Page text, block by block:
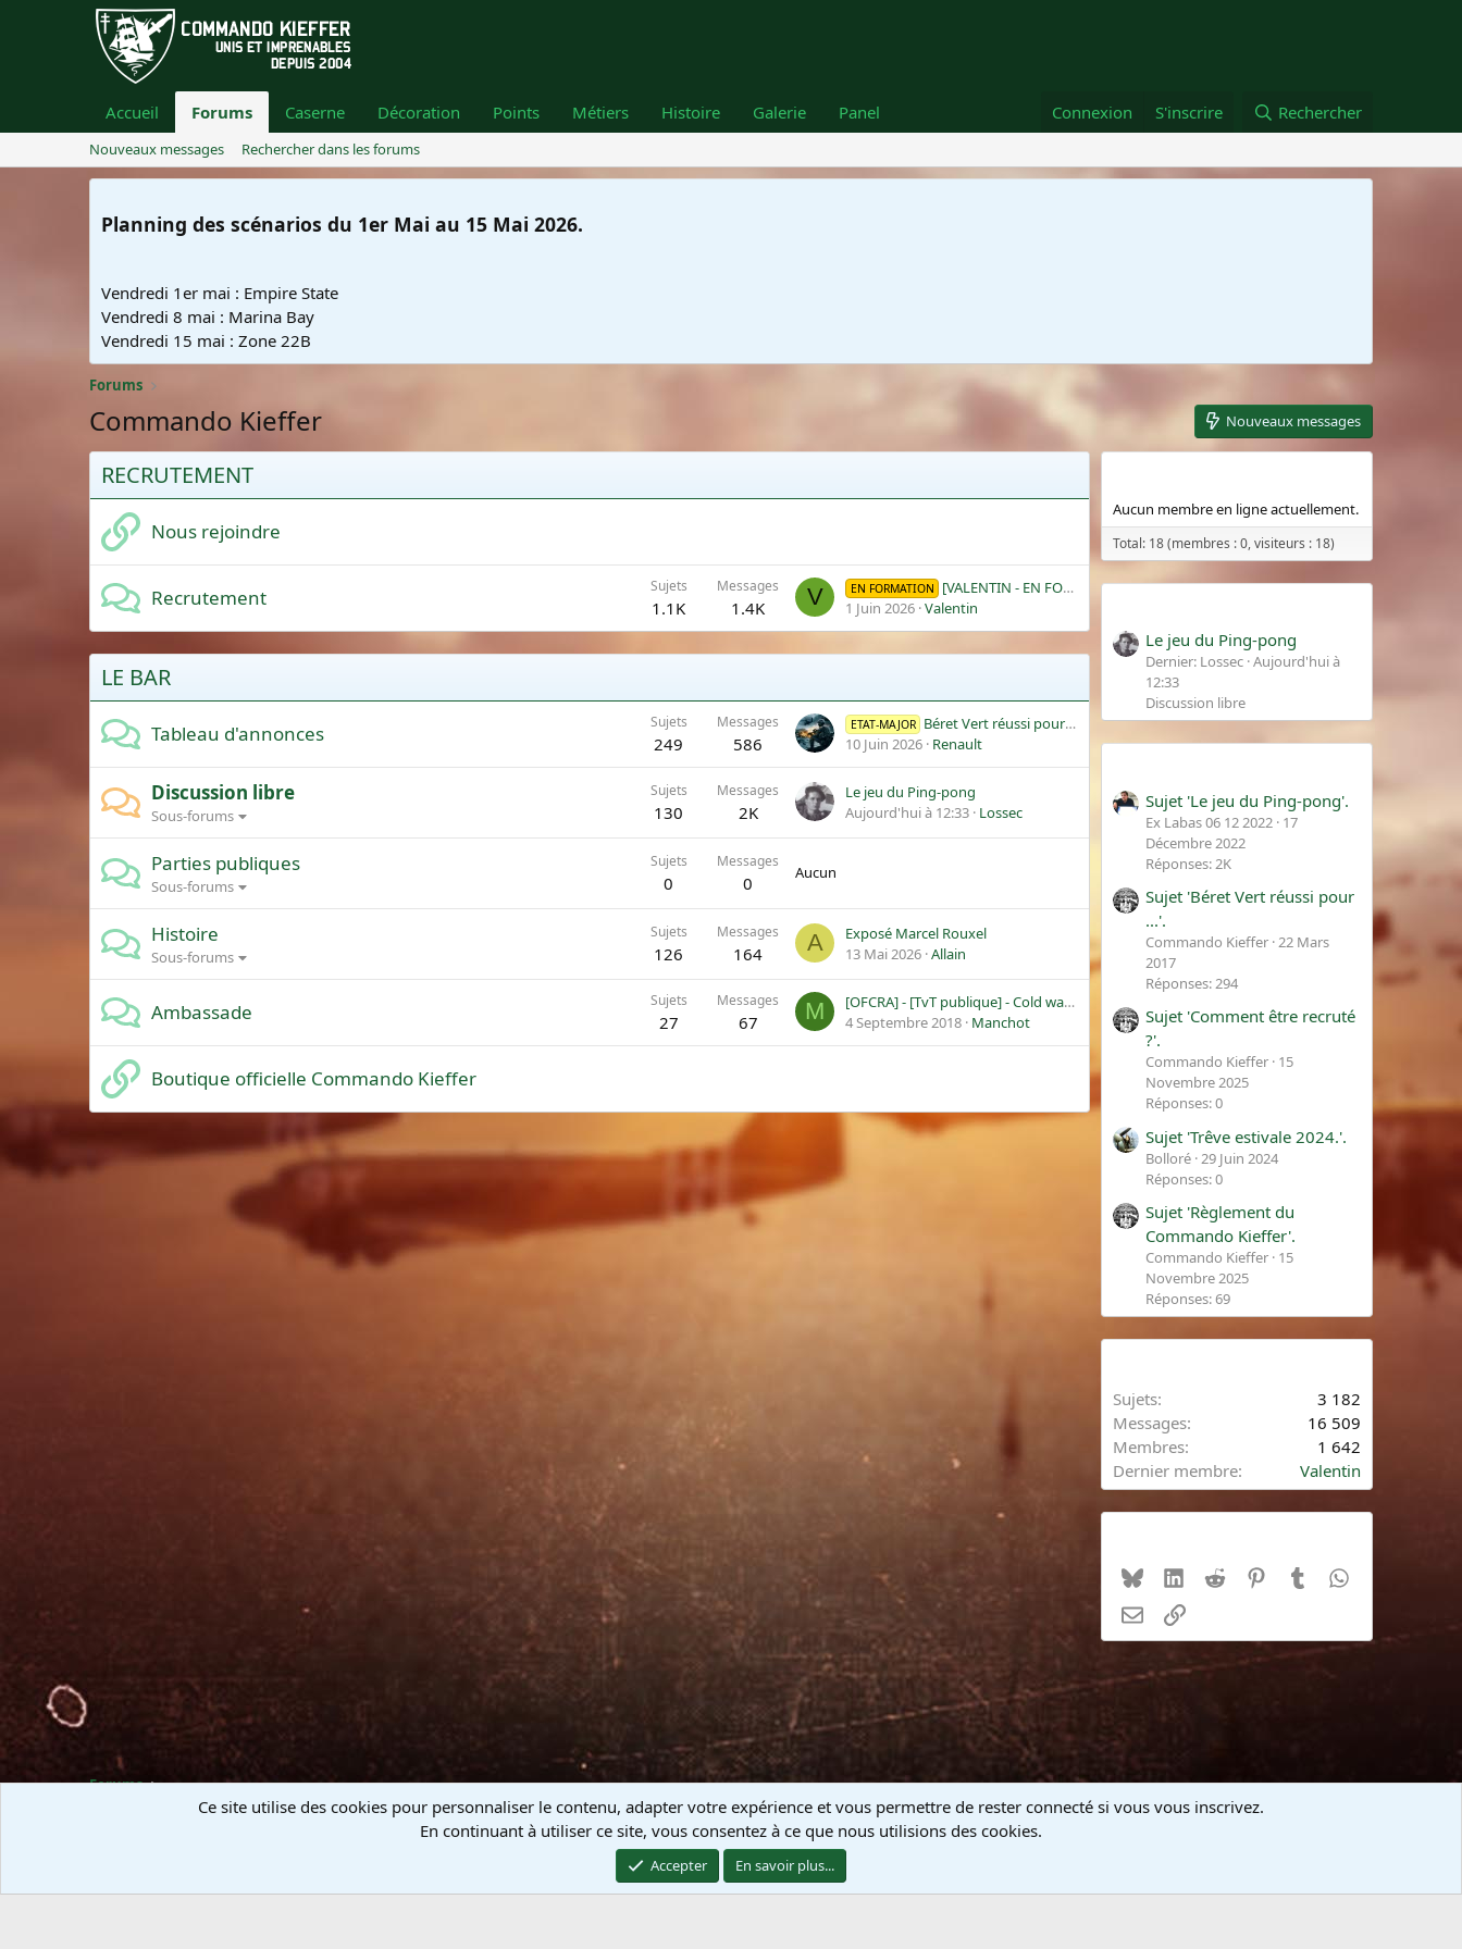
Accueil Forums Caserne Décoration Points Métiers Histoire Galerie Panel Connexion S'inscrire Rechercher
Nouveaux messages Rechercher dans les forums
Planning des scénarios du 1er Mai au 15 Mai 2026.
Vendredi 1er mai : Empire State
Vendredi 8 mai : Marina Bay
Vendredi 15 mai : Zone 22B
Forums
Commando Kieffer Nouveaux messages
RECRUTEMENT
Nous rejoindre
Recrutement Sujets
1.1K
Messages
1.4K V EN FORMATION
[VALENTIN - EN FORMATION]
1 Juin 2026 Valentin
LE BAR
Tableau d'annonces Sujets
249
Messages
586
ETAT-MAJOR Béret Vert réussi pour ...
10 Juin 2026 Renault
Discussion libre
Sous-forums
Sujets
130
Messages
2K
Le jeu du Ping-pong
Aujourd'hui à 12:33 Lossec
Parties publiques
Sous-forums
Sujets
0
Messages
0 Aucun
Histoire
Sous-forums
Sujets
126
Messages
164 A
Exposé Marcel Rouxel
13 Mai 2026 Allain
Ambassade Sujets
27
Messages
67 M
[OFCRA] - [TvT publique] - Cold war smell - 13.09.2018
4 Septembre 2018 Manchot
Boutique officielle Commando Kieffer
Aucun membre en ligne actuellement.
Total: 18 (membres : 0, visiteurs : 18)
Le jeu du Ping-pong
Dernier: Lossec Aujourd'hui à
12:33
Discussion libre
Sujet 'Le jeu du Ping-pong'.
Ex Labas 06 12 2022 17
Décembre 2022
Réponses: 2K
Sujet 'Béret Vert réussi pour
...'.
Commando Kieffer 22 Mars
2017
Réponses: 294
Sujet 'Comment être recruté
?'.
Commando Kieffer 15
Novembre 2025
Réponses: 0
Sujet 'Trêve estivale 2024.'.
Bolloré 29 Juin 2024
Réponses: 0
Sujet 'Règlement du
Commando Kieffer'.
Commando Kieffer 15
Novembre 2025
Réponses: 69
Sujets
3 182
Messages
16 509
Membres
1 642
Dernier membre
Valentin
BlueskyLinkedIn
Reddit PinterestTumblrWhatsApp
E-mailLien
Forums
Nous contacter Termes et règles
© 2010-2025 XenForo Ltd.Translation and proofreading by Dr.Manhattan
Ce site utilise des cookies pour personnaliser le contenu, adapter votre expérience et vous permettre de rester connecté si vous vous inscrivez.
En continuant à utiliser ce site, vous consentez à ce que nous utilisions des cookies.
Accepter En savoir plus...